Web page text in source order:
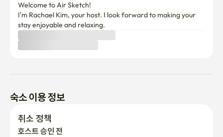
나, 루프탑정원이 있는 건물의 특성상 외부 해충이 들어올 수 있으
니  방충망을 꼭 닫아주시기 바라며 이에 양해 부탁드립니다.
• 루프탑정원에 있는 파라솔은 사용 후 꼭 접어 주시기 바랍니다.  바
• 루프탑정원의 슬리퍼는 정원 전용으로 비치하였으니, 깨끗하게 사
용되어 질 수 있도록 협조하여 주십시오.
Welcome to Air Sketch!
I’m Rachael Kim, your host. I look forward to making your
stay enjoyable and relaxing.
숙소 이용 정보
취소 정책
호스트 승인 전